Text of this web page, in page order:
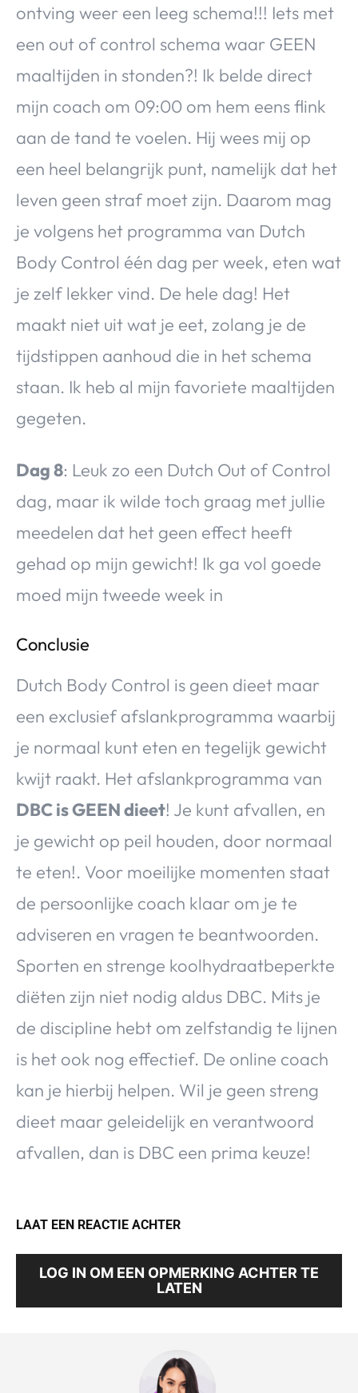
ontving weer een leeg schema!!! Iets met
een out of control schema waar GEEN
maaltijden in stonden?! Ik belde direct
mijn coach om 09:00 om hem eens flink
aan de tand te voelen. Hij wees mij op
een heel belangrijk punt, namelijk dat het
leven geen straf moet zijn. Daarom mag
je volgens het programma van Dutch
Body Control één dag per week, eten wat
je zelf lekker vind. De hele dag! Het
maakt niet uit wat je eet, zolang je de
tijdstippen aanhoud die in het schema
staan. Ik heb al mijn favoriete maaltijden
gegeten.
Dag 8: Leuk zo een Dutch Out of Control
dag, maar ik wilde toch graag met jullie
meedelen dat het geen effect heeft
gehad op mijn gewicht! Ik ga vol goede
moed mijn tweede week in
Conclusie
Dutch Body Control is geen dieet maar
een exclusief afslankprogramma waarbij
je normaal kunt eten en tegelijk gewicht
kwijt raakt. Het afslankprogramma van
DBC is GEEN dieet! Je kunt afvallen, en
je gewicht op peil houden, door normaal
te eten!. Voor moeilijke momenten staat
de persoonlijke coach klaar om je te
adviseren en vragen te beantwoorden.
Sporten en strenge koolhydraatbeperkte
diëten zijn niet nodig aldus DBC. Mits je
de discipline hebt om zelfstandig te lijnen
is het ook nog effectief. De online coach
kan je hierbij helpen. Wil je geen streng
dieet maar geleidelijk en verantwoord
afvallen, dan is DBC een prima keuze!
LAAT EEN REACTIE ACHTER
LOG IN OM EEN OPMERKING ACHTER TE
LATEN